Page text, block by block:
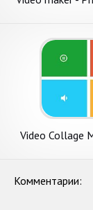
Video Collage
Комментарии: